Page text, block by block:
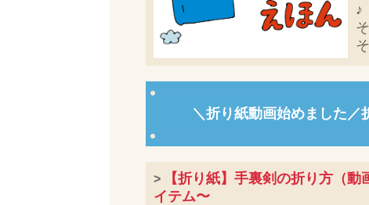
♪
＼折り紙動画始めました
>
【折り紙】手裏剣の折り方（
イテム〜